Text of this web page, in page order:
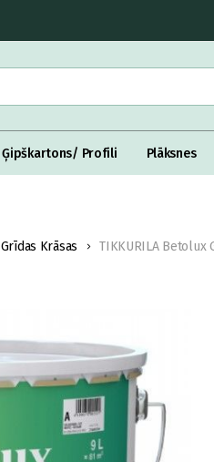
Ģipškartons/ Profili Plāksnes
Grīdas Krāsas TIKKURILA Betolux